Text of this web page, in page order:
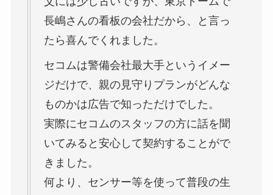
長嶋さんの看板の会社だから、と言っ
たら喜んでくれました。
セコムは警備会社最大手というイメー
ジだけで、親の見守りプランがどんな
ものかは広告で知っただけでした。
実際にセコムのスタッフの方に話を聞
いてみると安心して契約することがで
きました。
何より、センサー等を使って普段の生